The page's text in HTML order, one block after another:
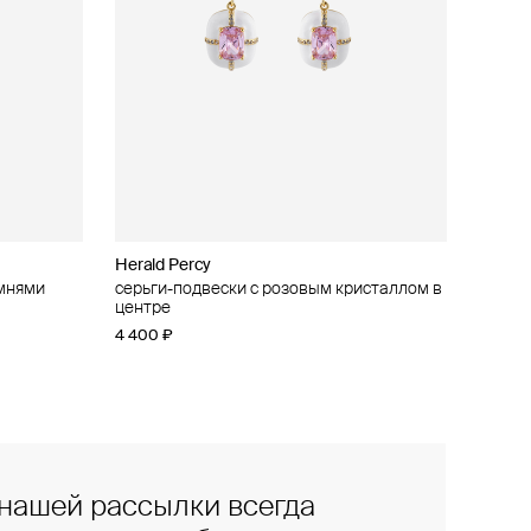
Herald Percy
серьги-подвески с розовым кристаллом в
центре
4 400 ₽
рассылки всегда